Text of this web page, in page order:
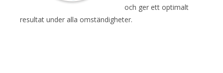
och ger ett optimalt
resultat under alla omständigheter.